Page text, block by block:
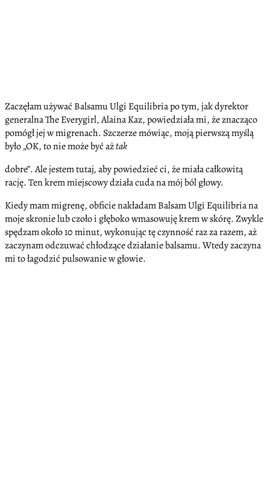
Zaczęłam używać Balsamu Ulgi Equilibria po tym, jak dyrektor
generalna The Everygirl, Alaina Kaz, powiedziała mi, że znacząco
pomógł jej w migrenach. Szczerze mówiąc, moją pierwszą myślą
było „OK, to nie może być ażtak
dobre”. Ale jestem tutaj, aby powiedzieć ci, że miała całkowitą
rację. Ten krem miejscowy działa cuda na mój ból głowy.
Kiedy mam migrenę, obficie nakładam Balsam Ulgi Equilibria na
moje skronie lub czoło i głęboko wmasowuję krem w skórę. Zwykle
spędzam około 10 minut, wykonując tę czynność raz za razem, aż
zaczynam odczuwać chłodzące działanie balsamu. Wtedy zaczyna
mi to łagodzić pulsowanie w głowie.